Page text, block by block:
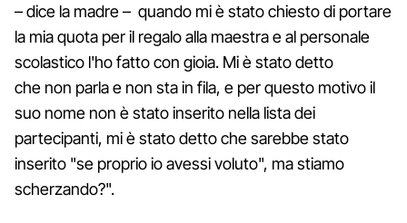
– dice la madre – quando mi è stato chiesto di portare
la mia quota per il regalo alla maestra e al personale
scolastico l'ho fatto con gioia. Mi è stato detto
che non parla e non sta in fila, e per questo motivo il
suo nome non è stato inserito nella lista dei
partecipanti, mi è stato detto che sarebbe stato
inserito "se proprio io avessi voluto", ma stiamo
scherzando?".